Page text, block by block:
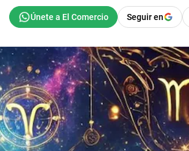
Seguir en